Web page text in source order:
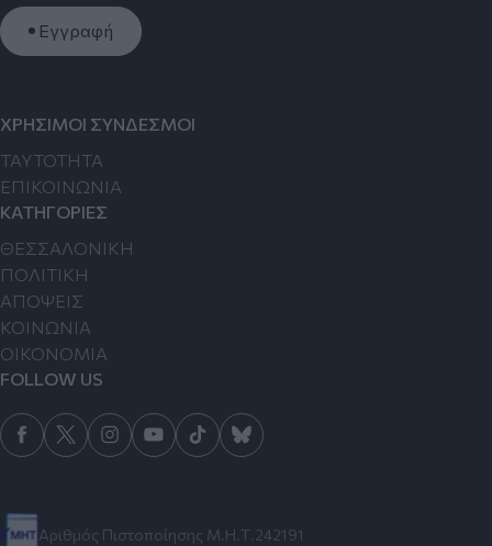
Εγγραφή
Αριθμός Πιστοποίησης Μ.Η.Τ.242191
ΧΡΗΣΙΜΟΙ ΣΥΝΔΕΣΜΟΙ
TAYTOTHTA
ΕΠΙΚΟΙΝΩΝΙΑ
ΚΑΤΗΓΟΡΙΕΣ
ΘΕΣΣΑΛΟΝΙΚΗ
ΠΟΛΙΤΙΚΗ
ΑΠΟΨΕΙΣ
ΚΟΙΝΩΝΙΑ
ΟΙΚΟΝΟΜΙΑ
FOLLOW US